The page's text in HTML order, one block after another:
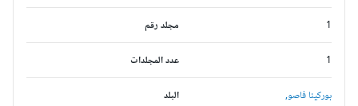
مجلد رقم
عدد المجلدات
البلد بوركينا فاصو,